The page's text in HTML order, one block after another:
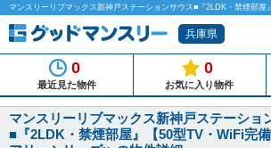
兵庫県
0
最近見た物件
0
お気に入り物件
マンスリーリブマックス新神戸ステーショ
■『2LDK・禁煙部屋』【50型TV・WiFi完